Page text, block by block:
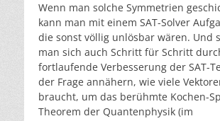
Wenn man solche Symmetrien
kann man mit einem SAT-Solver
die sonst völlig unlösbar wären. Und
man sich auch Schritt für Schritt
fortlaufende Verbesserung der SAT-
der Frage annähern, wie viele
braucht, um das berühmte Kochen-
Theorem der Quantenphysik (im